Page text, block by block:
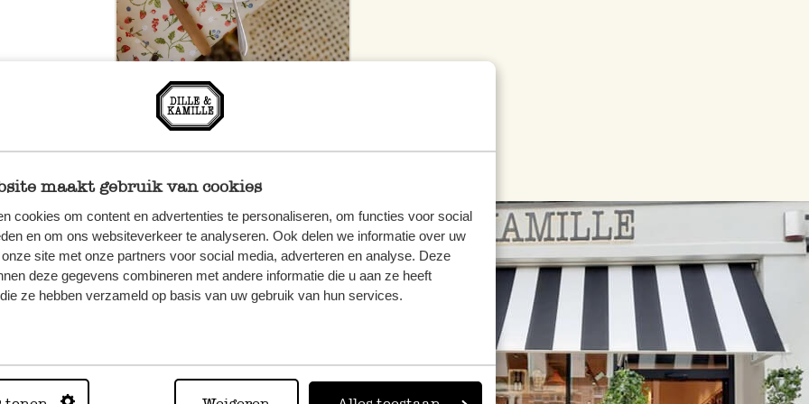
maakt gebruik van cookies
cookies om content en advertenties te personaliseren, om functies voor social
en om ons websiteverkeer te analyseren. Ook delen we informatie over uw
site met onze partners voor social media, adverteren en analyse. Deze
deze gegevens combineren met andere informatie die u aan ze heeft
ze hebben verzameld op basis van uw gebruik van hun services.